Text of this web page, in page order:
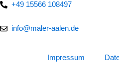
+49 15566 108497
info@maler-aalen.de
Impressum